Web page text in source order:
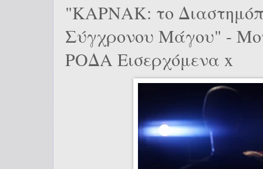
"ΚΑΡΝΑΚ: το
Σύγχρονου Μάγου" -
ΡΟΔΑ Εισερχόμενα x